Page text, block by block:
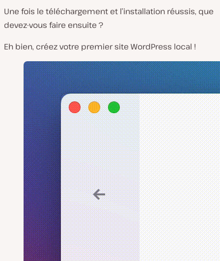
Une fois le téléchargement et l’installation réussis, que
devez-vous faire ensuite ?
Eh bien, créez votre premier site WordPress local !